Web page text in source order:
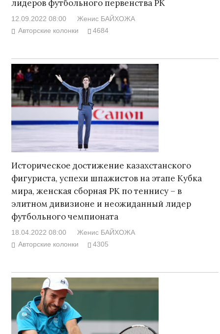
лидеров футбольного первенства РК
12.09.2022 08:00
Женис БАЙХОЖА
Авторские колонки
4684
Историческое достижение казахстанского
фигуриста, успехи шпажистов на этапе Кубка
мира, женская сборная РК по теннису – в
элитном дивизионе и неожиданный лидер
футбольного чемпионата
18.04.2022 08:00
Женис БАЙХОЖА
Авторские колонки
4305